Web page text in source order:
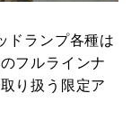
ドランプ各種は
フルラインナ
り扱う限定ア